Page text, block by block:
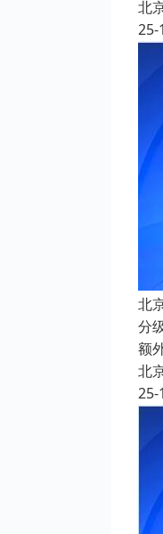
北
25-
北
分
额
北
25-